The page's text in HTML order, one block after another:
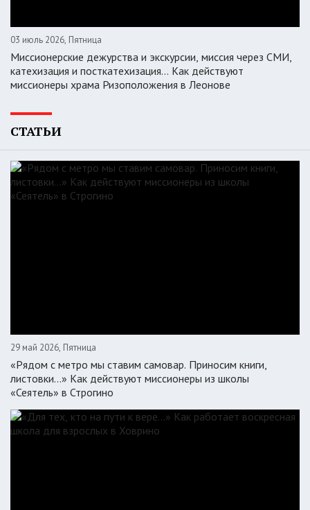
03 июль 2026, Пятница
Миссионерские дежурства и экскурсии, миссия через СМИ,
катехизация и посткатехизация… Как действуют
миссионеры храма Ризоположения в Леонове
СТАТЬИ
29 май 2026, Пятница
«Рядом с метро мы ставим самовар. Приносим книги,
листовки…» Как действуют миссионеры из школы
«Сеятель» в Строгино